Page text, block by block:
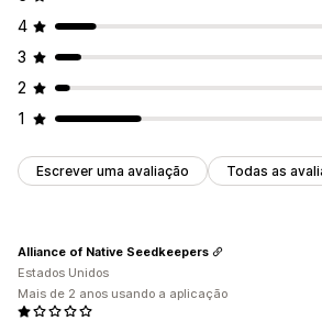
4
3
2
1
Escrever uma avaliação Todas as
Alliance of Native Seedkeepers
Estados Unidos
Mais de 2 anos usando a aplicação